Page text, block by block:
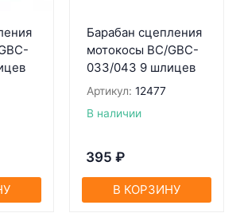
Барабан сцепления
мотокосы BC/GBC-
033/043 9 шлицев
Артикул: 12477
В наличии
395 ₽
В КОРЗИНУ